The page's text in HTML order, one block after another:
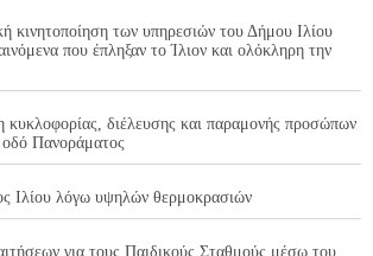
κινητοποίηση των υπηρεσιών του Δήμου Ιλίου
που έπληξαν το Ίλιον και ολόκληρη την
κυκλοφορίας, διέλευσης και παραμονής προσώπων
οδό Πανοράματος
Ιλίου λόγω υψηλών θερμοκρασιών
για τους Παιδικούς Σταθμούς μέσω του